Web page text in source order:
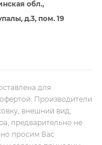
обл.,
д.3, пом. 19
для
Производители
внешний вид,
предварительно не
просим Вас